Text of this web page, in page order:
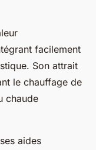
facilement
Son attrait
le chauffage de
chaude
aides